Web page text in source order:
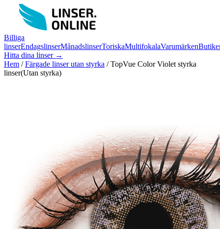
Billiga
linserEndagslinserMånadslinserToriskaMultifokalaVarumärken
Hitta dina linser →
Hem / Färgade linser utan styrka / TopVue Color Violet styrka
linser(Utan styrka)